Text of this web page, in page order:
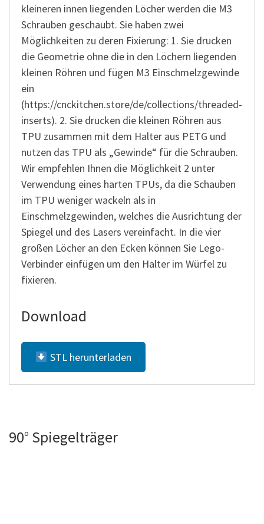
kleineren innen liegenden Löcher werden die M3
Schrauben geschaubt. Sie haben zwei
Möglichkeiten zu deren Fixierung: 1. Sie drucken
die Geometrie ohne die in den Löchern liegenden
kleinen Röhren und fügen M3 Einschmelzgewinde
ein
(https://cnckitchen.store/de/collections/threaded-
inserts). 2. Sie drucken die kleinen Röhren aus
TPU zusammen mit dem Halter aus PETG und
nutzen das TPU als „Gewinde“ für die Schrauben.
Wir empfehlen Ihnen die Möglichkeit 2 unter
Verwendung eines harten TPUs, da die Schauben
im TPU weniger wackeln als in
Einschmelzgewinden, welches die Ausrichtung der
Spiegel und des Lasers vereinfacht. In die vier
großen Löcher an den Ecken können Sie Lego-
Verbinder einfügen um den Halter im Würfel zu
fixieren.
Download
STL herunterladen
90° Spiegelträger